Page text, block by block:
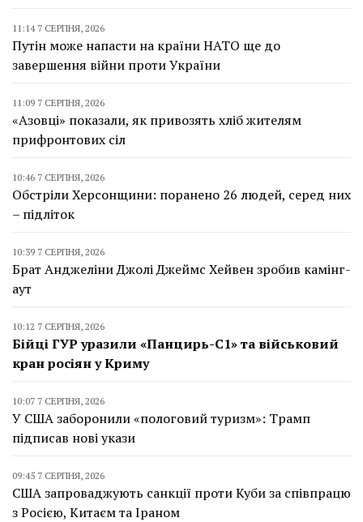
11:14 7 СЕРПНЯ, 2026
Путін може напасти на країни НАТО ще до
завершення війни проти України
11:09 7 СЕРПНЯ, 2026
«Азовці» показали, як привозять хліб жителям
прифронтових сіл
10:46 7 СЕРПНЯ, 2026
Обстріли Херсонщини: поранено 26 людей, серед них
– підліток
10:39 7 СЕРПНЯ, 2026
Брат Анджеліни Джолі Джеймс Хейвен зробив камінг-
аут
10:12 7 СЕРПНЯ, 2026
Бійці ГУР уразили «Панцирь-С1» та військовий
кран росіян у Криму
10:07 7 СЕРПНЯ, 2026
У США заборонили «пологовий туризм»: Трамп
підписав нові укази
09:45 7 СЕРПНЯ, 2026
США запроваджують санкції проти Куби за співпрацю
з Росією, Китаєм та Іраном